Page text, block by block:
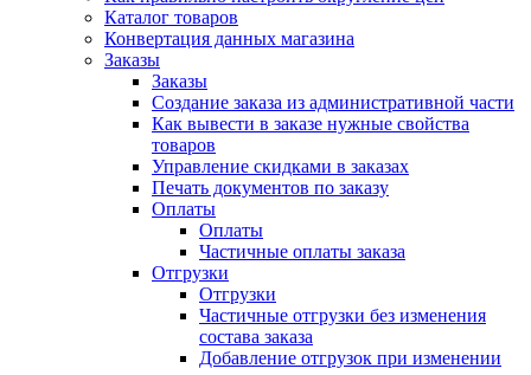
Каталог товаров
Конвертация данных магазина
Заказы
Заказы
Создание заказа из административной части
Как вывести в заказе нужные свойства
товаров
Управление скидками в заказах
Печать документов по заказу
Оплаты
Оплаты
Частичные оплаты заказа
Отгрузки
Отгрузки
Частичные отгрузки без изменения
состава заказа
Добавление отгрузок при изменении